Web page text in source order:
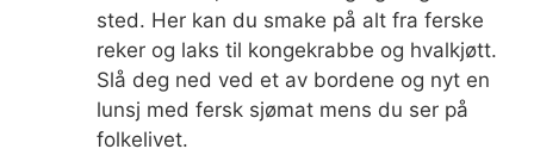
sted. Her kan du smake på alt fra ferske
reker og laks til kongekrabbe og hvalkjøtt.
Slå deg ned ved et av bordene og nyt en
lunsj med fersk sjømat mens du ser på
folkelivet.